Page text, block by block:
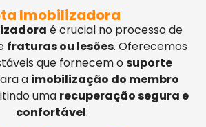
Imobilizadora
é crucial no processo de
fraturas ou lesões. Oferecemos
que fornecem osuporte
a imobilização do membro
uma recuperação segura e
confortável.